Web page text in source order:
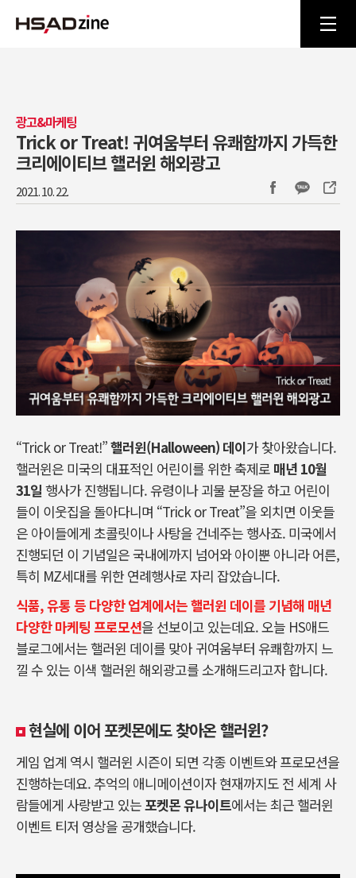
광고&마케팅
Trick or Treat! 귀여움부터 유쾌함까지 가득한
크리에이티브 핼러윈 해외광고
2021. 10. 22.
“Trick or Treat!”핼러윈(Halloween) 데이가 찾아왔습니다.
핼러윈은 미국의 대표적인 어린이를 위한 축제로 매년 10월
31일 행사가 진행됩니다. 유령이나 괴물 분장을 하고 어린이
들이 이웃집을 돌아다니며 “Trick or Treat”을 외치면 이웃들
은 아이들에게 초콜릿이나 사탕을 건네주는 행사죠. 미국에서
진행되던 이 기념일은 국내에까지 넘어와 아이뿐 아니라 어른,
특히 MZ세대를 위한 연례행사로 자리 잡았습니다.
식품, 유통 등 다양한 업계에서는 핼러윈 데이를 기념해 매년
다양한 마케팅 프로모션을 선보이고 있는데요. 오늘 HS애드
블로그에서는 핼러윈 데이를 맞아 귀여움부터 유쾌함까지 느
낄 수 있는 이색 핼러윈 해외광고를 소개해드리고자 합니다.
현실에 이어 포켓몬에도 찾아온 핼러윈?
게임 업계 역시 핼러윈 시즌이 되면 각종 이벤트와 프로모션을
진행하는데요. 추억의 애니메이션이자 현재까지도 전 세계 사
람들에게 사랑받고 있는포켓몬 유나이트에서는 최근 핼러윈
이벤트 티저 영상을 공개했습니다.